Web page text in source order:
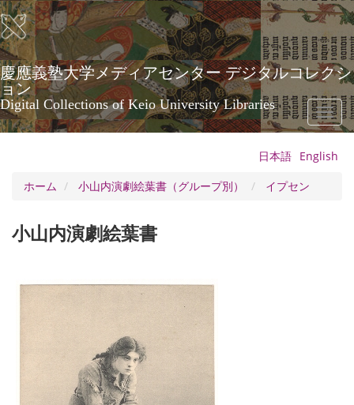
メ
イ
ン
コ
ン
テ
ン
ツ
に
慶應義塾大学メディアセンター デジタルコレクシ
ョン
Digital Collections of Keio University Libraries
Toggle
日本語 English
ホーム
小山内演劇絵葉書（グループ別） イプセン
小山内演劇絵葉書